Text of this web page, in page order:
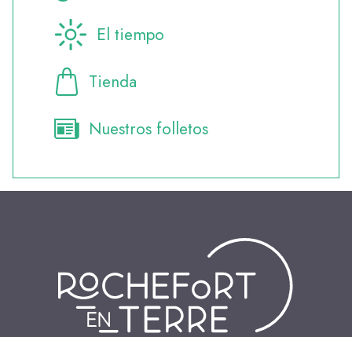
El tiempo
Tienda
Nuestros folletos